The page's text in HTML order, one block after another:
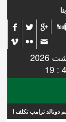
في 07 غشت 2026
275 مليار دولار